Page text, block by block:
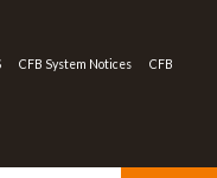
CFB System Notices CFB